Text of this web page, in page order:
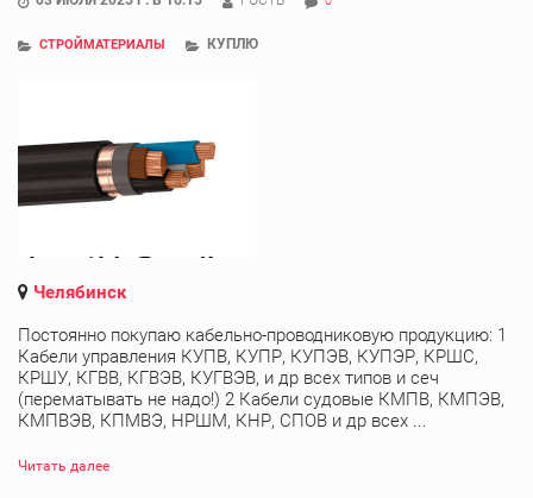
СТРОЙМАТЕРИАЛЫ КУПЛЮ
Челябинск
Постоянно покупаю кабельно-проводниковую продукцию: 1
Кабели управления КУПВ, КУПР, КУПЭВ, КУПЭР, КРШС,
КРШУ, КГВВ, КГВЭВ, КУГВЭВ, и др всех типов и сеч
(перематывать не надо!) 2 Кабели судовые КМПВ, КМПЭВ,
КМПВЭВ, КПМВЭ, НРШМ, КНР, СПОВ и др всех ...
Читать далее